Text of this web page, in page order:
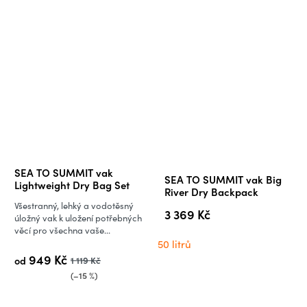
SEA TO SUMMIT vak
Lightweight Dry Bag Set
hodnocení
produktu
je
5,0
5
od 949 Kč 1 119 Kč
(–15 %)
Všestranný, lehký a vodotěsný
úložný vak k uložení potřebných
věcí pro všechna vaše...
SEA TO SUMMIT vak Big
River Dry Backpack
3 369 Kč
50 litrů